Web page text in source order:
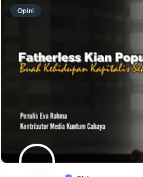
Opini